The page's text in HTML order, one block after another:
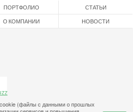
ПОРТФОЛИО СТАТЬИ
О КОМПАНИИ НОВОСТИ
(файлы с данными о прошлых